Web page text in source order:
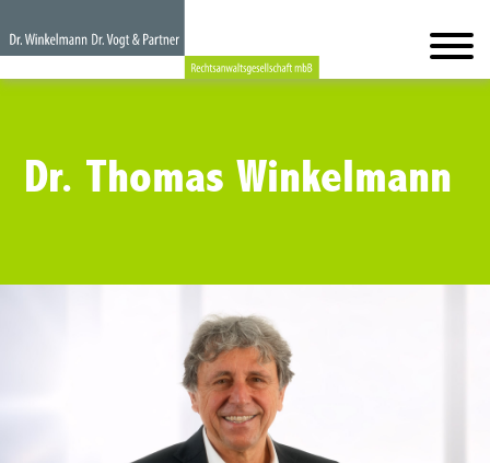
Dr. Thomas Winkelmann